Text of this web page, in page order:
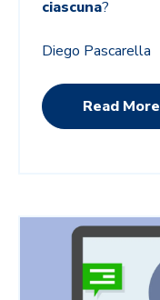
ciascuna?
Diego Pascarella
Read More